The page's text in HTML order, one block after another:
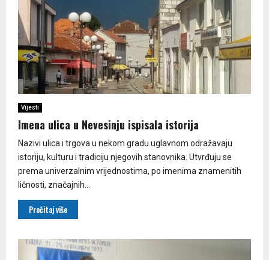
Vijesti
Imena ulica u Nevesinju ispisala istorija
Nazivi ulica i trgova u nekom gradu uglavnom odražavaju
istoriju, kulturu i tradiciju njegovih stanovnika. Utvrđuju se
prema univerzalnim vrijednostima, po imenima znamenitih
ličnosti, značajnih...
Pročitaj više